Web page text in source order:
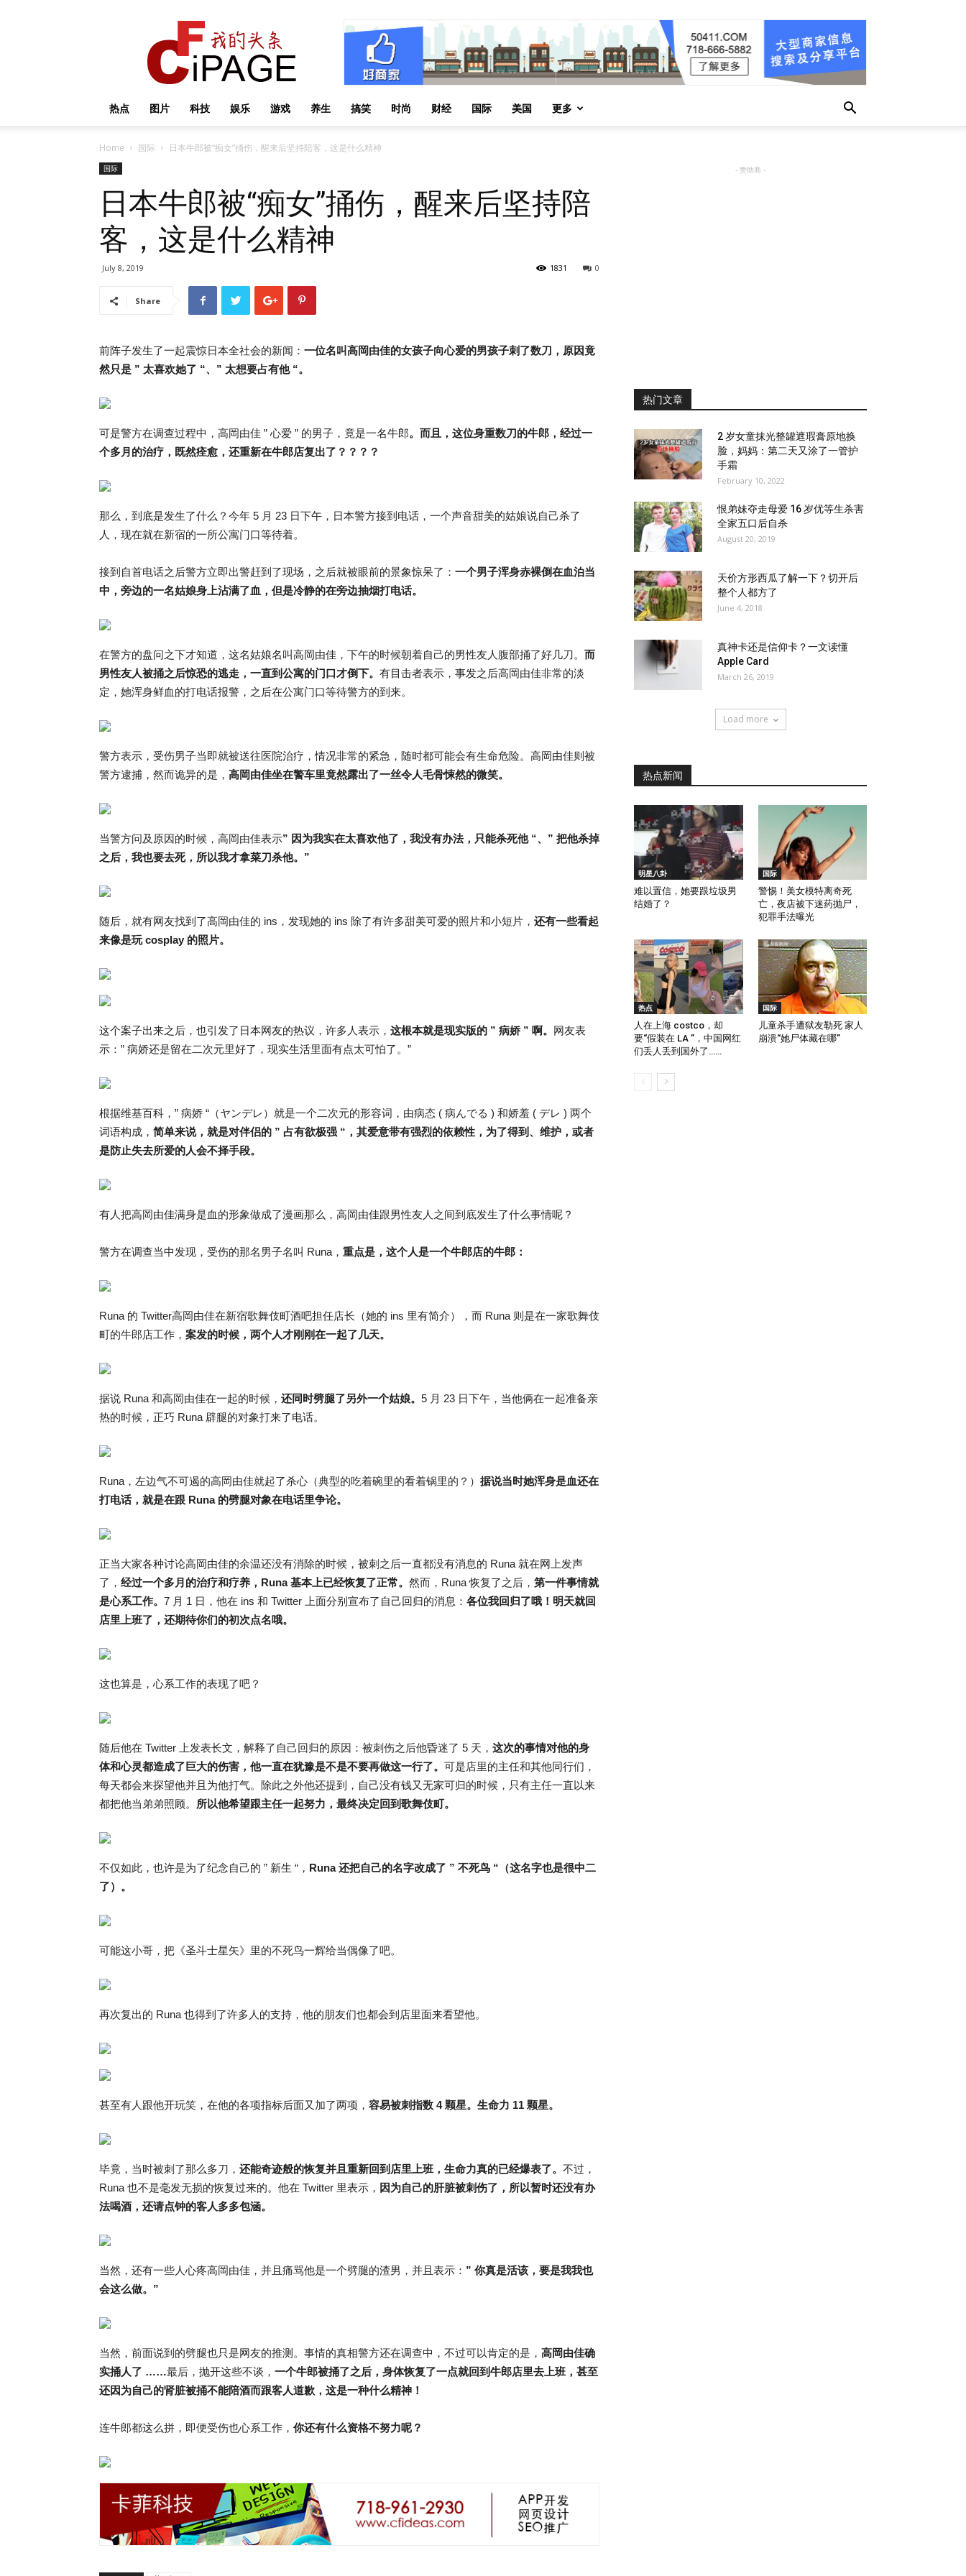
热点 图片 科技 娱乐 游戏 养生 搞笑 时尚 财经 国际 美国 更多
Home 国际 日本牛郎被“痴女”捅伤，醒来后坚持陪客，这是什么精神
国际
日本牛郎被“痴女”捅伤，醒来后坚持陪
客，这是什么精神
July 8, 2019 0
1831
Share
前阵子发生了一起震惊日本全社会的新闻： 一位名叫高岡由佳的女孩子向心爱的男孩子刺了数刀，原因竟
然只是 ” 太喜欢她了 “、” 太想要占有他 “。
可是警方在调查过程中，高岡由佳 ” 心爱 ” 的男子，竟是一名牛郎。而且，这位身重数刀的牛郎，经过一
个多月的治疗，既然痊愈，还重新在牛郎店复出了？？？？
那么，到底是发生了什么？​今年 5 月 23 日下午，日本警方接到电话，一个声音甜美的姑娘说自己杀了
人，现在就在新宿的一所公寓门口等待着。
接到自首电话之后警方立即出警赶到了现场，之后就被眼前的景象惊呆了： 一个男子浑身赤裸倒在血泊当
中，旁边的一名姑娘身上沾满了血，但是冷静的在旁边抽烟打电话。
在警方的盘问之下才知道，这名姑娘名叫高岡由佳，下午的时候朝着自己的男性友人腹部捅了好几刀。 而
男性友人被捅之后惊恐的逃走，一直到公寓的门口才倒下。 有目击者表示，事发之后高岡由佳非常的淡
定，她浑身鲜血的打电话报警，之后在公寓门口等待警方的到来。
警方表示，受伤男子当即就被送往医院治疗，情况非常的紧急，随时都可能会有生命危险。高岡由佳则被
警方逮捕，然而诡异的是， 高岡由佳坐在警车里竟然露出了一丝令人毛骨悚然的微笑。
当警方问及原因的时候，高岡由佳表示” 因为我实在太喜欢他了，我没有办法，只能杀死他 “、” 把他杀掉
之后，我也要去死，所以我才拿菜刀杀他。”
随后，就有网友找到了高岡由佳的 ins，发现她的 ins 除了有许多甜美可爱的照片和小短片， 还有一些看起
来像是玩 cosplay 的照片。
这个案子出来之后，也引发了日本网友的热议，许多人表示， 这根本就是现实版的 ” 病娇 ” 啊。 网友表
示：” 病娇还是留在二次元里好了，现实生活里面有点太可怕了。”
根据维基百科，” 病娇 “（ヤンデレ）就是一个二次元的形容词，由病态 ( 病んでる ) 和娇羞 ( デレ ) 两个
词语构成， 简单来说，就是对伴侣的 ” 占有欲极强 “，其爱意带有强烈的依赖性，为了得到、维护，或者
是防止失去所爱的人会不择手段。
有人把高岡由佳满身是血的形象做成了漫画那么，高岡由佳跟男性友人之间到底发生了什么事情呢？
警方在调查当中发现，受伤的那名男子名叫 Runa， 重点是，这个人是一个牛郎店的牛郎：
Runa 的 Twitter高岡由佳在新宿歌舞伎町酒吧担任店长（她的 ins 里有简介），而 Runa 则是在一家歌舞伎
町的牛郎店工作， 案发的时候，两个人才刚刚在一起了几天。
据说 Runa 和高岡由佳在一起的时候， 还同时劈腿了另外一个姑娘。 5 月 23 日下午，当他俩在一起准备亲
热的时候，正巧 Runa 辟腿的对象打来了电话。
Runa，左边气不可遏的高岡由佳就起了杀心（典型的吃着碗里的看着锅里的？） 据说当时她浑身是血还在
打电话，就是在跟 Runa 的劈腿对象在电话里争论。
正当大家各种讨论高岡由佳的余温还没有消除的时候，被刺之后一直都没有消息的 Runa 就在网上发声
了， 经过一个多月的治疗和疗养，Runa 基本上已经恢复了正常。 然而，Runa 恢复了之后， 第一件事情就
是心系工作。 7 月 1 日，他在 ins 和 Twitter 上面分别宣布了自己回归的消息： 各位我回归了哦！明天就回
店里上班了，还期待你们的初次点名哦。
这也算是，心系工作的表现了吧？
随后他在 Twitter 上发表长文，解释了自己回归的原因：被刺伤之后他昏迷了 5 天， 这次的事情对他的身
体和心灵都造成了巨大的伤害，他一直在犹豫是不是不要再做这一行了。 可是店里的主任和其他同行们，
每天都会来探望他并且为他打气。除此之外他还提到，自己没有钱又无家可归的时候，只有主任一直以来
都把他当弟弟照顾。 所以他希望跟主任一起努力，最终决定回到歌舞伎町。
不仅如此，也许是为了纪念自己的 ” 新生 “， Runa 还把自己的名字改成了 ” 不死鸟 “（这名字也是很中二
了）。
可能这小哥，把《圣斗士星矢》里的不死鸟一辉给当偶像了吧。
再次复出的 Runa 也得到了许多人的支持，他的朋友们也都会到店里面来看望他。
甚至有人跟他开玩笑，在他的各项指标后面又加了两项， 容易被刺指数 4 颗星。生命力 11 颗星。
毕竟，当时被刺了那么多刀， 还能奇迹般的恢复并且重新回到店里上班，生命力真的已经爆表了。 不过，
Runa 也不是毫发无损的恢复过来的。他在 Twitter 里表示， 因为自己的肝脏被刺伤了，所以暂时还没有办
法喝酒，还请点钟的客人多多包涵。
当然，还有一些人心疼高岡由佳，并且痛骂他是一个劈腿的渣男，并且表示： ” 你真是活该，要是我我也
会这么做。”
当然，前面说到的劈腿也只是网友的推测。事情的真相警方还在调查中，不过可以肯定的是， 高岡由佳确
实捅人了 ……最后，抛开这些不谈， 一个牛郎被捅了之后，身体恢复了一点就回到牛郎店里去上班，甚至
还因为自己的肾脏被捅不能陪酒而跟客人道歉，这是一种什么精神！
连牛郎都这么拼，即便受伤也心系工作， 你还有什么资格不努力呢？
- 赞助商 -
热门文章
2 岁女童抹光整罐遮瑕膏原地换
脸，妈妈：第二天又涂了一管护
手霜
February 10, 2022
恨弟妹夺走母爱 16 岁优等生杀害
全家五口后自杀
August 20, 2019
天价方形西瓜了解一下？切开后
整个人都方了
June 4, 2018
真神卡还是信仰卡？一文读懂
Apple Card
March 26, 2019
Load more
热点新闻
明星八卦
难以置信，她要跟垃圾男
结婚了？
国际
警惕！美女模特离奇死
亡，夜店被下迷药抛尸，
犯罪手法曝光
热点
人在上海 costco，却
要“假装在 LA ”，中国网红
们丢人丢到国外了……
国际
儿童杀手遭狱友勒死 家人
崩溃“她尸体藏在哪”